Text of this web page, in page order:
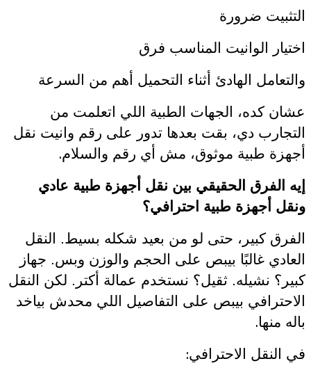
التثبيت ضرورة
اختيار الوانيت المناسب فرق
والتعامل الهادئ أثناء التحميل أهم من السرعة
عشان كده، الجهات الطبية اللي اتعلمت من
التجارب دي، بقت بعدها تدور على رقم وانيت نقل
أجهزة طبية موثوق، مش أي رقم والسلام.
إيه الفرق الحقيقي بين نقل أجهزة طبية عادي
ونقل أجهزة طبية احترافي؟
الفرق كبير، حتى لو من بعيد شكله بسيط. النقل
العادي غالبًا بيبص على الحجم والوزن وبس. جهاز
كبير؟ نشيله. ثقيل؟ نستخدم عمالة أكتر. لكن النقل
الاحترافي بيبص على التفاصيل اللي محدش بياخد
باله منها.
في النقل الاحترافي: